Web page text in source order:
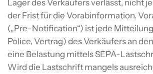
Lager des Verkäufers verlässt, nicht
der Frist für die Vorabinformation.
(„Pre-Notification“) ist jede Mitteilung
Police, Vertrag) des Verkäufers an
eine Belastung mittels SEPA-
Wird die Lastschrift mangels